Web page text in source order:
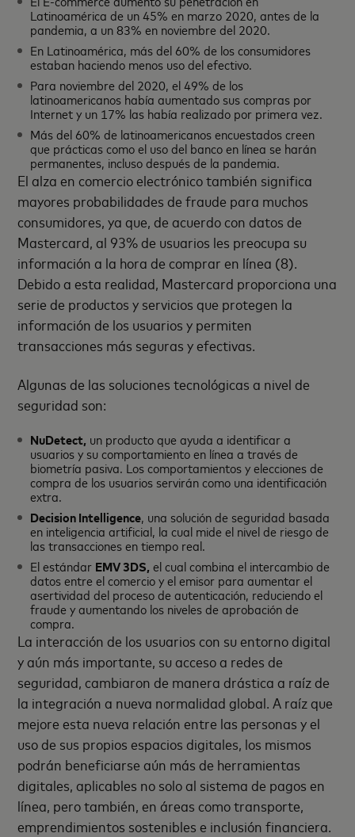
Latinoamérica de un 45% en marzo 2020, antes de la
pandemia, a un 83% en noviembre del 2020.
En Latinoamérica, más del 60% de los consumidores
estaban haciendo menos uso del efectivo.
Para noviembre del 2020, el 49% de los
latinoamericanos había aumentado sus compras por
Internet y un 17% las había realizado por primera vez.
Más del 60% de latinoamericanos encuestados creen
que prácticas como el uso del banco en línea se harán
permanentes, incluso después de la pandemia.
El alza en comercio electrónico también significa
mayores probabilidades de fraude para muchos
consumidores, ya que, de acuerdo con datos de
Mastercard, al 93% de usuarios les preocupa su
información a la hora de comprar en línea (8).
Debido a esta realidad, Mastercard proporciona una
serie de productos y servicios que protegen la
información de los usuarios y permiten
transacciones más seguras y efectivas.
Algunas de las soluciones tecnológicas a nivel de
seguridad son:
NuDetect, un producto que ayuda a identificar a
usuarios y su comportamiento en línea a través de
biometría pasiva. Los comportamientos y elecciones de
compra de los usuarios servirán como una identificación
extra.
Decision Intelligence, una solución de seguridad basada
en inteligencia artificial, la cual mide el nivel de riesgo de
las transacciones en tiempo real.
El estándar EMV 3DS,el cual combina el intercambio de
datos entre el comercio y el emisor para aumentar el
asertividad del proceso de autenticación, reduciendo el
fraude y aumentando los niveles de aprobación de
compra.
La interacción de los usuarios con su entorno digital
y aún más importante, su acceso a redes de
seguridad, cambiaron de manera drástica a raíz de
la integración a nueva normalidad global. A raíz que
mejore esta nueva relación entre las personas y el
uso de sus propios espacios digitales, los mismos
podrán beneficiarse aún más de herramientas
digitales, aplicables no solo al sistema de pagos en
línea, pero también, en áreas como transporte,
emprendimientos sostenibles e inclusión financiera.